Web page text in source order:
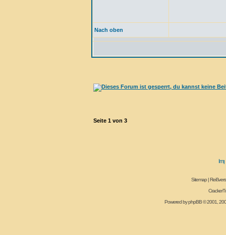
Nach oben
Seite 1 von 3
Sitemap|
Powered byphpBB© 2001,